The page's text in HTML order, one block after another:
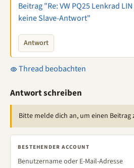
Beitrag "Re: VW PQ25 Lenkrad
keine Slave-Antwort"
Antwort
Thread beobachten
Antwort schreiben
Bitte melde dich an, um einen Beitrag
BESTEHENDER ACCOUNT
Benutzername oder E-Mail-Adresse